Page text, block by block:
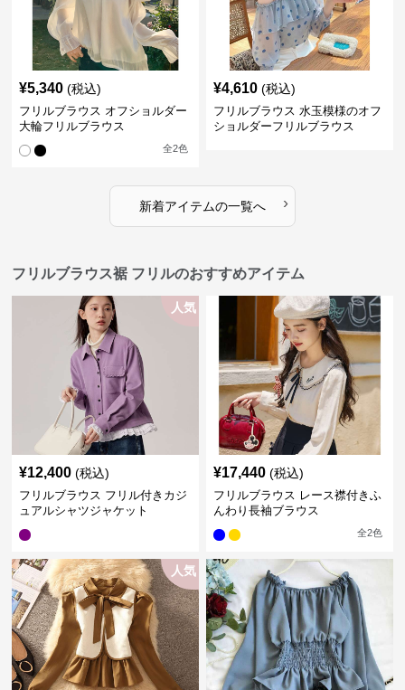
¥5,340 (税込)
フリルブラウス オフショルダー
大輪フリルブラウス
全2色
¥4,610 (税込)
フリルブラウス 水玉模様のオフ
ショルダーフリルブラウス
新着アイテムの一覧へ ›
フリルブラウス裾 フリルのおすすめアイテム
人気
¥12,400 (税込)
フリルブラウス フリル付きカジ
ュアルシャツジャケット
¥17,440 (税込)
フリルブラウス レース襟付きふ
んわり長袖ブラウス
全2色
人気